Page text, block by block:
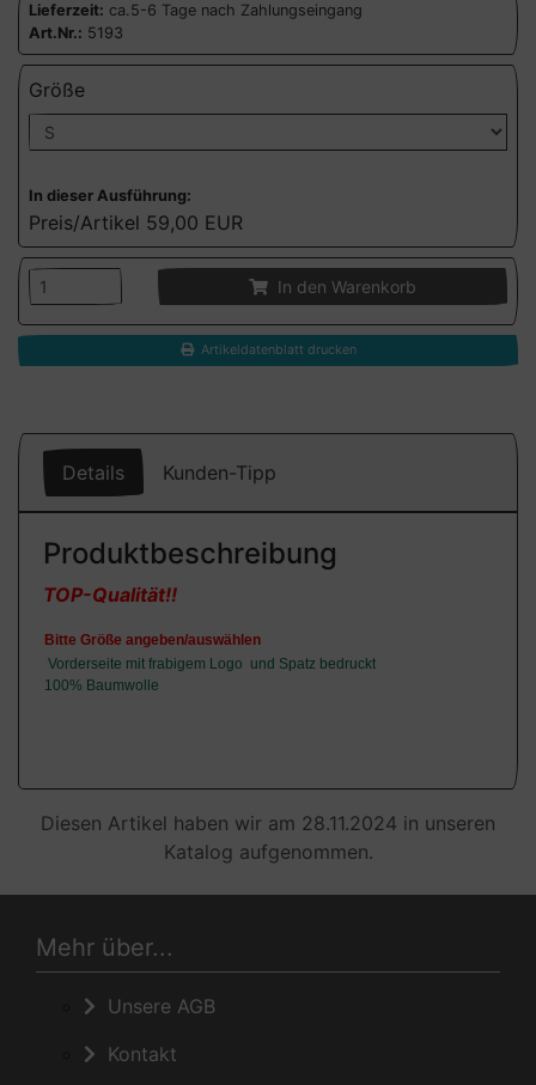
Lieferzeit: ca.5-6 Tage nach Zahlungseingang
Art.Nr.: 5193
Größe
In dieser Ausführung:
Preis/Artikel 59,00 EUR
In den Warenkorb
Artikeldatenblatt drucken
Details Kunden-Tipp
Produktbeschreibung
TOP-Qualität!!
Bitte Größe angeben/auswählen
Vorderseite mit frabigem Logo und Spatz bedruckt
100% Baumwolle
Diesen Artikel haben wir am 28.11.2024 in unseren
Katalog aufgenommen.
Mehr über...
Unsere AGB
Kontakt